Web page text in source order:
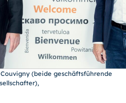
(beide geschäftsführende